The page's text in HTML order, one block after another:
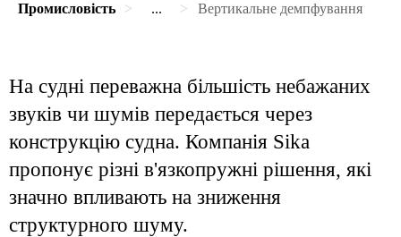
Промисловість ... Вертикальне демпфування
На судні переважна більшість небажаних
звуків чи шумів передається через
конструкцію судна. Компанія Sika
пропонує різні в'язкопружні рішення, які
значно впливають на зниження
структурного шуму.